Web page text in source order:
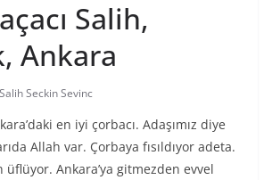
Salih,
Ankara
Salih Seckin Sevinc
en iyi çorbacı. Adaşımız diye
Allah var. Çorbaya fısıldıyor adeta.
Ankara’ya gitmezden evvel